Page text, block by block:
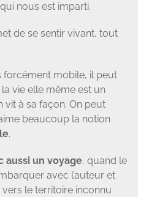
nous est imparti.
de se sentir vivant, tout
forcément mobile, il peut
vie elle même est un
à sa façon. On peut
beaucoup la notion
.
aussi un voyage, quand le
avec l’auteur et
le territoire inconnu